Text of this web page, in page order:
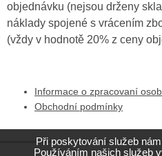
objednávku (nejsou drženy
náklady spojené s vrácením
(vždy v hodnotě 20% z ceny
Informace o zpracovaní
Obchodní podmínky
Při poskytování služeb
Používáním našich služeb